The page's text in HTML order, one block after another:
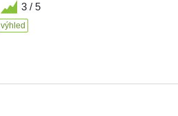
3 / 5
výhled